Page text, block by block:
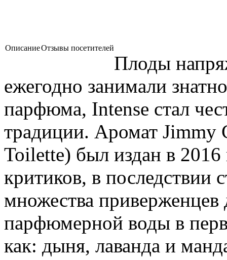
ОписаниеОтзывы посетителей
Плоды
ежегодно занимали
парфюма, Intense стал
традиции. Аромат Jimmy
Toilette) был издан в 2016
критиков, в
множества
парфюмерной воды в
как: дыня, лаванда и